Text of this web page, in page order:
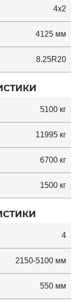
4x2
4125 мм
8.25R20
5100 кг
11995 кг
6700 кг
1500 кг
4
2150-5100 мм
550 мм